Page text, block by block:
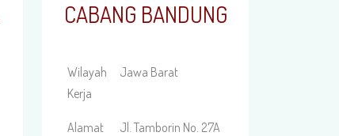
CABANG BANDUNG
Wilayah
Kerja
Jawa Barat
Alamat
Jl. Tamborin No. 27A